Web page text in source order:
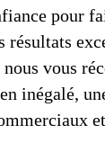
pour
résultats
vous
inégalé,